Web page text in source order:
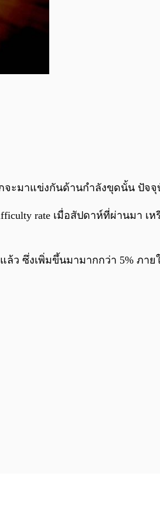
กจะมาแข่งกันด้านกำลังขุดนั้น ปัจ
rate เมื่อสัปดาห์ที่ผ่านมา
แล้ว ซึ่งเพิ่มขึ้นมามากกว่า 5% ภาย